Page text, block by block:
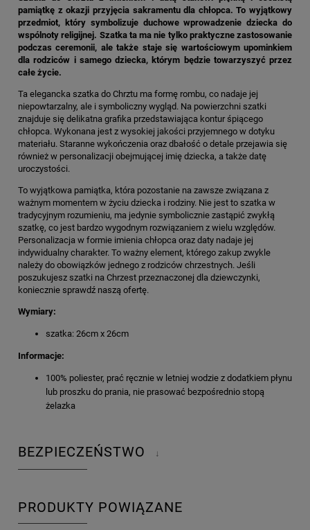
pamiątkę z okazji przyjęcia sakramentu dla chłopca. To wyjątkowy
przedmiot, który symbolizuje duchowe wprowadzenie dziecka do
wspólnoty religijnej. Szatka ta ma nie tylko praktyczne zastosowanie
podczas ceremonii, ale także staje się wartościowym upominkiem
dla rodziców i samego dziecka, którym będzie towarzyszyć przez
całe życie.
Ta elegancka szatka do Chrztu ma formę rombu, co nadaje jej
niepowtarzalny, ale i symboliczny wygląd. Na powierzchni szatki
znajduje się delikatna grafika przedstawiająca kontur śpiącego
chłopca. Wykonana jest z wysokiej jakości przyjemnego w dotyku
materiału. Staranne wykończenia oraz dbałość o detale przejawia się
również w personalizacji obejmującej imię dziecka, a także datę
uroczystości.
To wyjątkowa pamiątka, która pozostanie na zawsze związana z
ważnym momentem w życiu dziecka i rodziny. Nie jest to szatka w
tradycyjnym rozumieniu, ma jedynie symbolicznie zastąpić zwykłą
szatkę, co jest bardzo wygodnym rozwiązaniem z wielu względów.
Personalizacja w formie imienia chłopca oraz daty nadaje jej
indywidualny charakter. To ważny element, którego zakup zwykle
należy do obowiązków jednego z rodziców chrzestnych. Jeśli
poszukujesz szatki na Chrzest przeznaczonej dla dziewczynki,
koniecznie sprawdź naszą ofertę.
Wymiary:
szatka: 26cm x 26cm
Informacje:
100% poliester, prać ręcznie w letniej wodzie z dodatkiem płynu
lub proszku do prania, nie prasować bezpośrednio stopą
żelazka
BEZPIECZEŃSTWO ↓
PRODUKTY POWIĄZANE